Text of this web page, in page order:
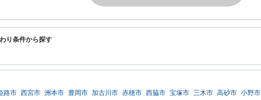
り条件から探す
路市 西宮市 洲本市 豊岡市 加古川市 赤穂市 西脇市 宝塚市 三木市 高砂市 小野市